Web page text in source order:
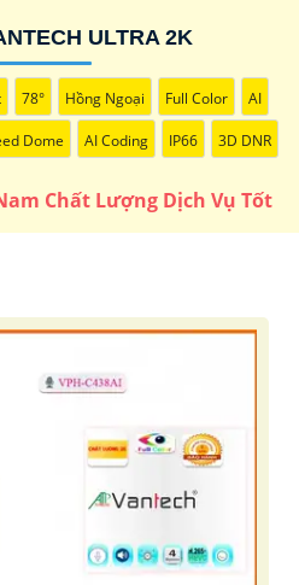
tưởng.ULTRA 2K
78° Hồng Ngoại Full Color AI
Dome AI Coding IP66 3D DNR
Chất Lượng Dịch Vụ Tốt